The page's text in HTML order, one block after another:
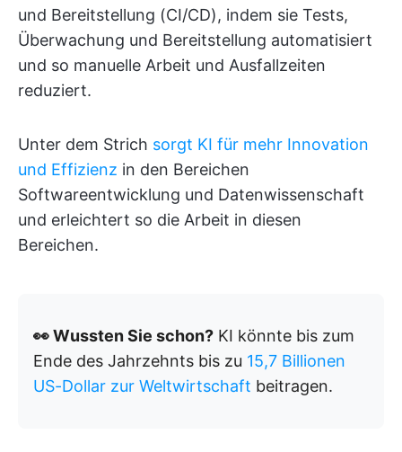
und Bereitstellung (CI/CD), indem sie Tests,
Überwachung und Bereitstellung automatisiert
und so manuelle Arbeit und Ausfallzeiten
reduziert.
Unter dem Strich sorgt KI für mehr Innovation
und Effizienz in den Bereichen
Softwareentwicklung und Datenwissenschaft
und erleichtert so die Arbeit in diesen
Bereichen.
👀 Wussten Sie schon? KI könnte bis zum
Ende des Jahrzehnts bis zu 15,7 Billionen
US-Dollar zur Weltwirtschaft beitragen.